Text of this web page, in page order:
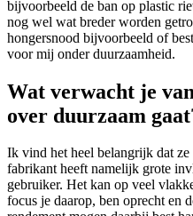
bijvoorbeeld de ban op plastic
nog wel wat breder worden
hongersnood bijvoorbeeld of
voor mij onder duurzaamheid.
Wat verwacht je
over duurzaam
Ik vind het heel belangrijk dat ze
fabrikant heeft namelijk grote
gebruiker. Het kan op veel
focus je daarop, ben oprecht en